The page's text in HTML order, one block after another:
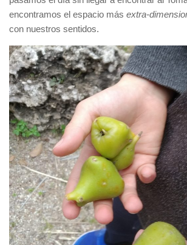
encontramos el espacio más extra-
con nuestros sentidos.